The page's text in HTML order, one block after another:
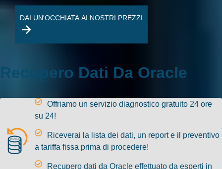
DAI UN'OCCHIATA AI NOSTRI PREZZI
Recupero Dati Da Oracle
Offriamo un servizio diagnostico gratuito 24 ore
su 24!
Riceverai la lista dei dati, un report e il preventivo
a tariffa fissa prima di procedere!
Recupero dati da Oracle effettuato da esperti in